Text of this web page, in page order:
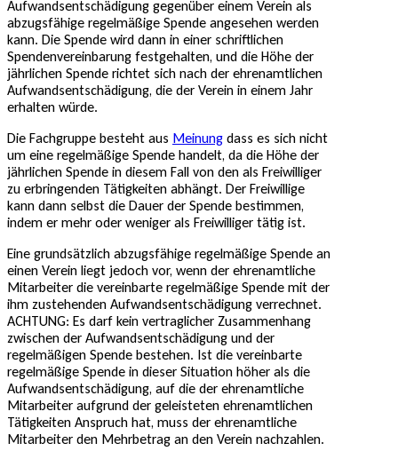
Aufwandsentschädigung gegenüber einem Verein als
abzugsfähige regelmäßige Spende angesehen werden
kann. Die Spende wird dann in einer schriftlichen
Spendenvereinbarung festgehalten, und die Höhe der
jährlichen Spende richtet sich nach der ehrenamtlichen
Aufwandsentschädigung, die der Verein in einem Jahr
erhalten würde.
Die Fachgruppe besteht aus Meinung dass es sich nicht
um eine regelmäßige Spende handelt, da die Höhe der
jährlichen Spende in diesem Fall von den als Freiwilliger
zu erbringenden Tätigkeiten abhängt. Der Freiwillige
kann dann selbst die Dauer der Spende bestimmen,
indem er mehr oder weniger als Freiwilliger tätig ist.
Eine grundsätzlich abzugsfähige regelmäßige Spende an
einen Verein liegt jedoch vor, wenn der ehrenamtliche
Mitarbeiter die vereinbarte regelmäßige Spende mit der
ihm zustehenden Aufwandsentschädigung verrechnet.
ACHTUNG: Es darf kein vertraglicher Zusammenhang
zwischen der Aufwandsentschädigung und der
regelmäßigen Spende bestehen. Ist die vereinbarte
regelmäßige Spende in dieser Situation höher als die
Aufwandsentschädigung, auf die der ehrenamtliche
Mitarbeiter aufgrund der geleisteten ehrenamtlichen
Tätigkeiten Anspruch hat, muss der ehrenamtliche
Mitarbeiter den Mehrbetrag an den Verein nachzahlen.